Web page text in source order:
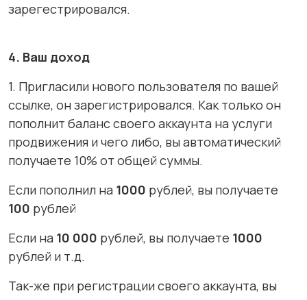
зарегестрировался.
4. Ваш доход
1. Пригласили нового пользователя по вашей
ссылке, он зарегистрировался. Как только он
пополнит баланс своего аккаунта на услуги
продвижения и чего либо, вы автоматический
получаете 10% от общей суммы.
Если пополнил на 1000 рублей, вы получаете
100 рублей
Если на 10 000 рублей, вы получаете 1000
рублей и т.д.
Так-же при регистрации своего аккаунта, вы